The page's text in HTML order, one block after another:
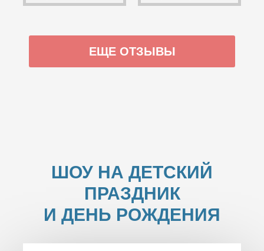
ЕЩЕ ОТЗЫВЫ
ШОУ НА ДЕТСКИЙ
ПРАЗДНИК
И ДЕНЬ РОЖДЕНИЯ